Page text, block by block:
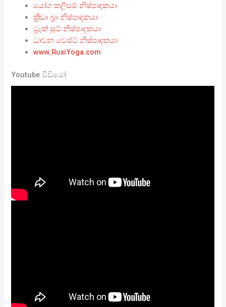
යෝග කලිසම් නිෂ්පාදකයා
ක්‍රීඩා බ්‍රා නිෂ්පාදකයා
ට්‍රැක් සූට් නිෂ්පාදකයා
ධාවන වෙස්ට් නිෂ්පාදකයා
www.RuxiYoga.com
Youtube වීඩියෝ